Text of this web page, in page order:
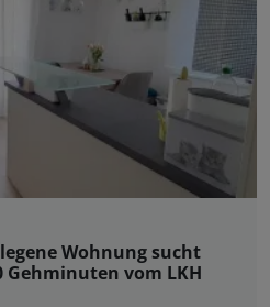
Wohnung sucht
Gehminuten vom LKH